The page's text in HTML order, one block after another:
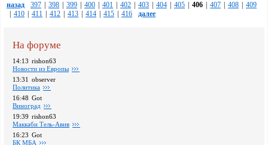
назад 397 398 399 400 401 402 403 404 405 406 407 408
409
410 411 412 413 414 415 416 далее
На форуме
14:13 rishon63
Новости из Европы
13:31 observer
Политика
16:48 Got
Виноград
19:39 rishon63
Маккаби Тель-Авив
16:23 Got
БК МБА